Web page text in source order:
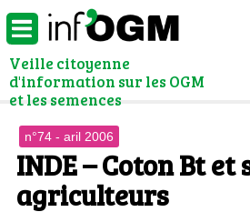
Veille citoyenne
d'information sur les OGM
et les semences
n°74 - aril 2006
INDE – Coton Bt et
agriculteurs